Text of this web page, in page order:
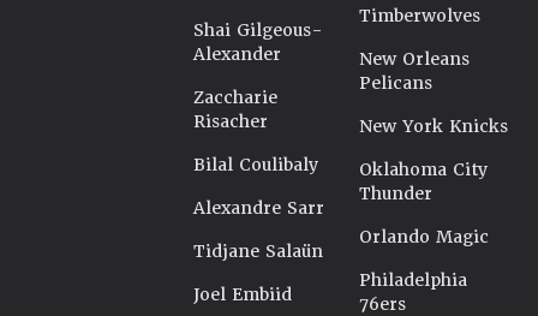
Shai Gilgeous-
Alexander
Zaccharie
Risacher
Bilal Coulibaly
Alexandre Sarr
Tidjane Salaün
Joel Embiid
Timberwolves
New Orleans
Pelicans
New York Knicks
Oklahoma City
Thunder
Orlando Magic
Philadelphia
76ers